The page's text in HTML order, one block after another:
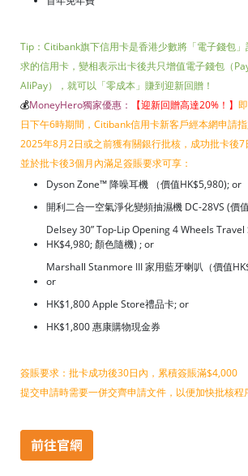
Tip：Citibank旗下信用卡是香港少數將「電子錢包
求的信用卡，變相表示出卡後共只增值電子錢包（
AliPay），就可以「零成本」賺到迎新回贈！
💰MoneyHero獨家優惠： 【迎新回贈高達20%！ 】
日下午6時期間，Citibank信用卡新客戶經本網申請
2025年8月2日或之前獲有關銀行批核，成功批卡後
並於批卡後3個月內滿足簽賬要求可享：
Dyson Zone™ 降噪耳機 （價值HK$5,980); or
開利二合一空氣淨化變頻抽濕機 DC-28VS (價
Delsey 30” Top-Lip Opening 4 Wheels Travel
HK$4,980; 顏色隨機) ; or
Marshall Stanmore III 家用藍牙喇叭（價值
or
HK$1,800 Apple Store禮品卡; or
HK$1,800 惠康購物現金券
簽賬要求：批卡成功後30日內，累積簽賬滿$4,000
提交申請時需要一併交齊申請文件，以便加快批核程